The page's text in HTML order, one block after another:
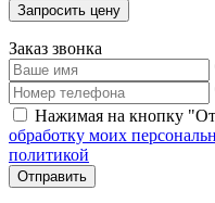
Запросить цену
Заказ звонка
Нажимая на кнопку
обработку моих
политикой
Отправить